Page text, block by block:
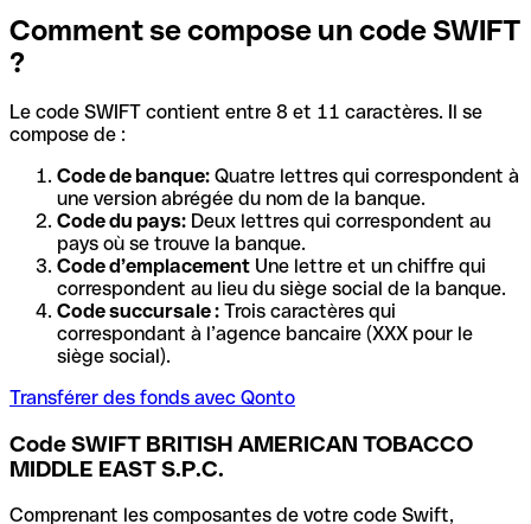
Comment se compose un code SWIFT
?
Le code SWIFT contient entre 8 et 11 caractères. Il se
compose de :
Code de banque: Quatre lettres qui correspondent à
une version abrégée du nom de la banque.
Code du pays: Deux lettres qui correspondent au
pays où se trouve la banque.
Code d’emplacement Une lettre et un chiffre qui
correspondent au lieu du siège social de la banque.
Code succursale : Trois caractères qui
correspondant à l’agence bancaire (XXX pour le
siège social).
Transférer des fonds avec Qonto
Code SWIFT BRITISH AMERICAN TOBACCO
MIDDLE EAST S.P.C.
Comprenant les composantes de votre code Swift,